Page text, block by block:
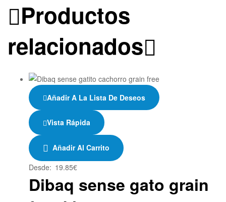
Productos
relacionados
Añadir A La Lista De Deseos
Vista Rápida
Añadir Al Carrito
Desde: 19.85€
Dibaq sense gato grain